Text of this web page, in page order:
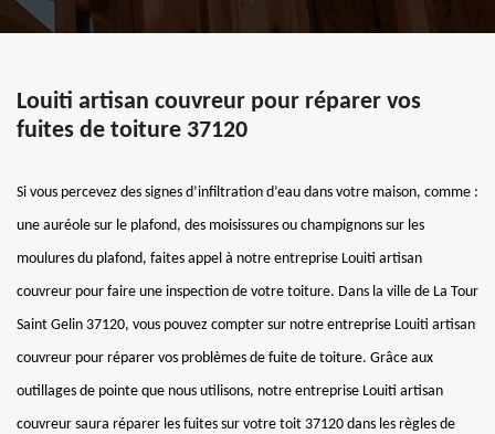
Louiti artisan couvreur pour réparer vos
fuites de toiture 37120
Si vous percevez des signes d’infiltration d’eau dans votre maison, comme :
une auréole sur le plafond, des moisissures ou champignons sur les
moulures du plafond, faites appel à notre entreprise Louiti artisan
couvreur pour faire une inspection de votre toiture. Dans la ville de La Tour
Saint Gelin 37120, vous pouvez compter sur notre entreprise Louiti artisan
couvreur pour réparer vos problèmes de fuite de toiture. Grâce aux
outillages de pointe que nous utilisons, notre entreprise Louiti artisan
couvreur saura réparer les fuites sur votre toit 37120 dans les règles de